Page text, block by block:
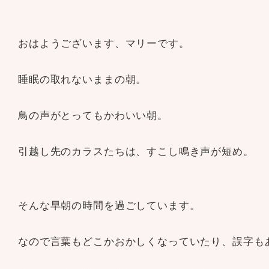
おはようございます、マリーです。
睡眠の取れないままの朝。
鳥の声がとってもかわいい朝。
引越し先のカラスたちは、すこし鳴き声が短め。
そんな早朝の時間を過ごしています。
なので言葉もどこかおかしくなっていたり、誤字も